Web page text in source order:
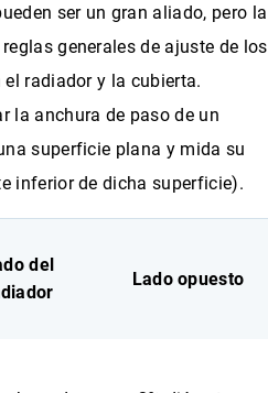
ser un gran aliado, pero la
generales de ajuste de los
radiador y la cubierta.
la anchura de paso de un
superficie plana y mida su
inferior de dicha superficie).
del
Lado opuesto